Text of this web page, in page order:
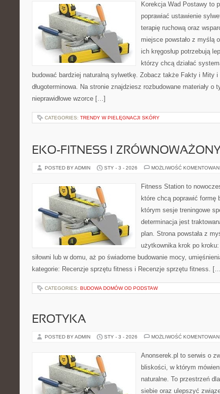
Korekcja Wad Postawy to
poprawiać ustawienie
terapię ruchową oraz
miejsce powstało z myślą
ich kręgosłup potrzebują
którzy chcą działać
budować bardziej naturalną sylwetkę. Zobacz także Fakty i Mity i
długoterminowa. Na stronie znajdziesz rozbudowane materiały o
nieprawidłowe wzorce […]
CATEGORIES: TRENDY W PIELĘGNACJI SKÓRY
EKO-FITNESS I
POSTED BY ADMIN STY - 3 - 2026 MOŻLIWOŚĆ
Fitness Station to
które chcą poprawić formę
którym sesje treningowe
determinacja jest
plan. Strona powstała z
użytkownika krok po
siłowni lub w domu, aż po świadome budowanie mocy,
kategorie: Recenzje sprzętu fitness i Recenzje sprzętu fitness.
CATEGORIES: BUDOWA DOMÓW OD PODSTAW
EROTYKA
POSTED BY ADMIN STY - 3 - 2026 MOŻLIWOŚĆ
Anonserek.pl to serwis o
bliskości, w którym
naturalne. To przestrzeń
siebie oraz ulepszyć